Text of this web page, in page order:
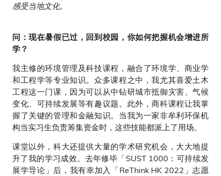
感受当地文化。
问：现在暑假已过，回到校园，你如何把握机会增进所
学？
我主修的环境管理及科技课程，融合了环境学、商业学
和工程学等专业知识。众多课程之中，我尤其喜爱土木
工程这一门课，因为可以从中钻研城市抵御灾害、气候
变化、可持续发展等有趣议题。此外，商科课程让我掌
握了关键的管理和金融知识。当我为一家非牟利环保机
构当实习生负责筹集资金时，这些技能都派上了用场。
课堂以外，科大还提供大量的学术研究机会，大大地提
升了我的学习成效。去年修毕「SUST 1000：可持续发
展学导论」后，我有幸加入「ReThink HK 2022」志愿